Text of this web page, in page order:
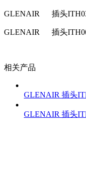
GLENAIR 插头
GLENAIR 插头
相关产品
GLENAIR 插头
GLENAIR 插头